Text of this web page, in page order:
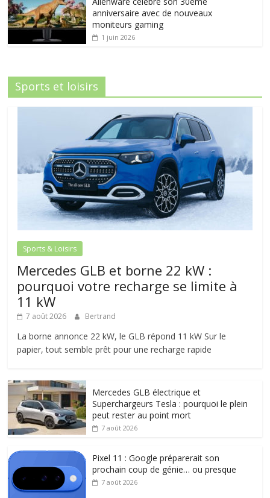
anniversaire avec de nouveaux
moniteurs gaming
1 juin 2026
Sports et loisirs
Sports & Loisirs
Mercedes GLB et borne 22 kW :
pourquoi votre recharge se limite à
11 kW
7 août 2026 Bertrand
La borne annonce 22 kW, le GLB répond 11 kW Sur le
papier, tout semble prêt pour une recharge rapide
Mercedes GLB électrique et
Superchargeurs Tesla : pourquoi le plein
peut rester au point mort
7 août 2026
Pixel 11 : Google préparerait son
prochain coup de génie… ou presque
7 août 2026